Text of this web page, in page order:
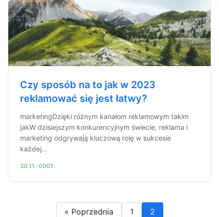
Czy sposób na to jak w 2023
reklamować się jest łatwy?
marketingDzięki różnym kanałom reklamowym takim
jakW dzisiejszym konkurencyjnym świecie, reklama i
marketing odgrywają kluczową rolę w sukcesie
każdej...
30.11.-0001
« Poprzednia 1 2